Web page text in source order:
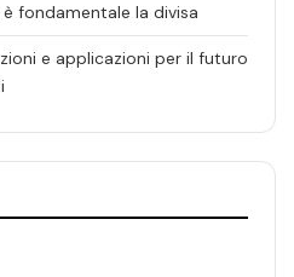
fondamentale la divisa
e applicazioni per il futuro